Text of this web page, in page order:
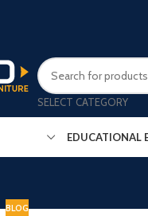
SELECT CATEGORY
EDUCATIONAL
BLOG